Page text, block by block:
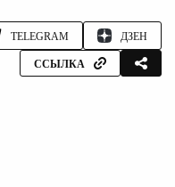
TELEGRAM ДЗЕН
ССЫЛКА